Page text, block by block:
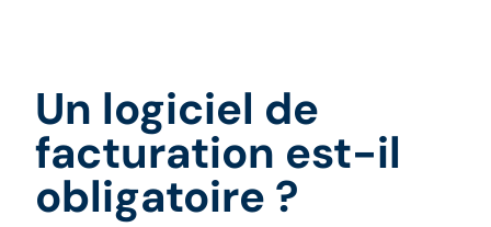
Un logiciel de
facturation est-il
obligatoire ?